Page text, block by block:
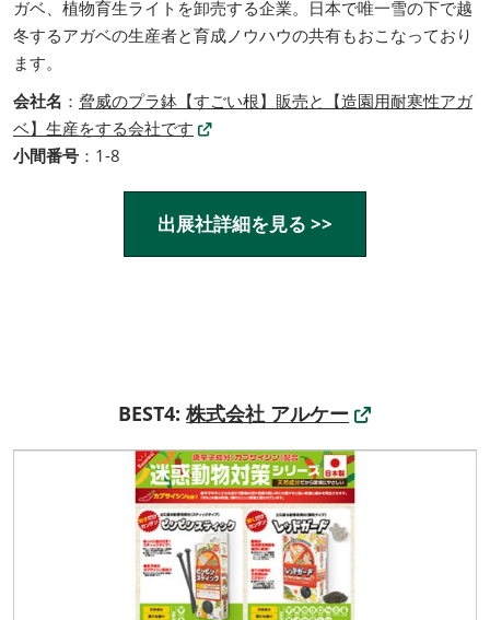
ガベ、植物育生ライトを卸売する企業。日本で唯一雪の下で越
冬するアガベの生産者と育成ノウハウの共有もおこなっており
ます。
会社名 ： 脅威のプラ鉢【すごい根】販売と【造園用耐寒性アガ
ベ】生産をする会社です
小間番号 ：1-8
出展社詳細を見る >>
BEST4:株式会社 アルケー